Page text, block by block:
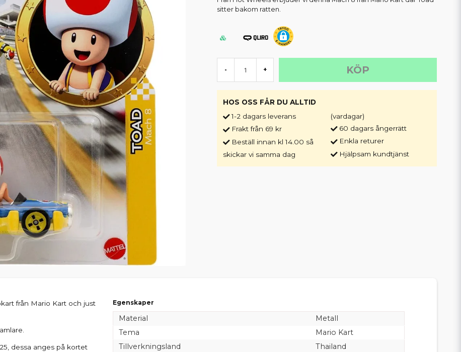
sitter bakom ratten.
- + KÖP
HOS OSS FÅR DU ALLTID
1-2 dagars leverans
Frakt från 69 kr
Beställ innan kl 14.00 så
skickar vi samma dag
(vardagar)
60 dagars ångerrätt
Enkla returer
Hjälpsam kundtjänst
från Mario Kart och just
dessa anges på kortet
Egenskaper
Material
Metall
Tema
Mario Kart
Tillverkningsland
Thailand